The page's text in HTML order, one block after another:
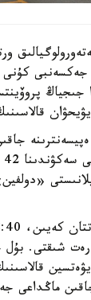
كۇنى
17:30-دا جىجياڭ
رەت شىقتى. بۇل
جاقىن ماڭداعى